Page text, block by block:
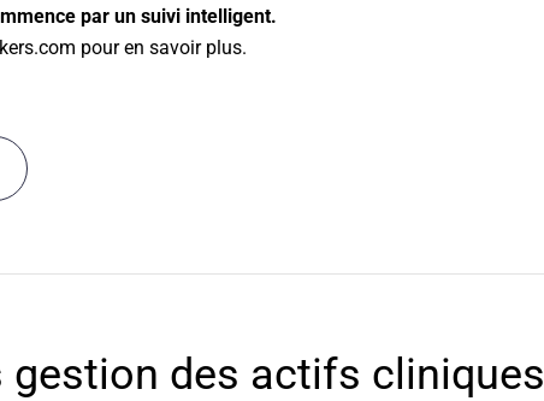
par un suivi intelligent.
pour en savoir plus.
gestion des actifs cliniques